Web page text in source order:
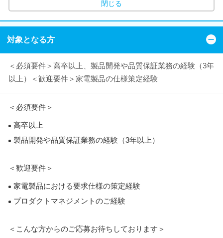
閉じる
対象となる方
＜必須要件＞高卒以上、製品開発や品質保証業務の経験（3年
以上）＜歓迎要件＞家電製品の仕様策定経験
＜必須要件＞
高卒以上
製品開発や品質保証業務の経験（3年以上）
＜歓迎要件＞
家電製品における要求仕様の策定経験
プロダクトマネジメントのご経験
＜こんな方からのご応募お待ちしております＞